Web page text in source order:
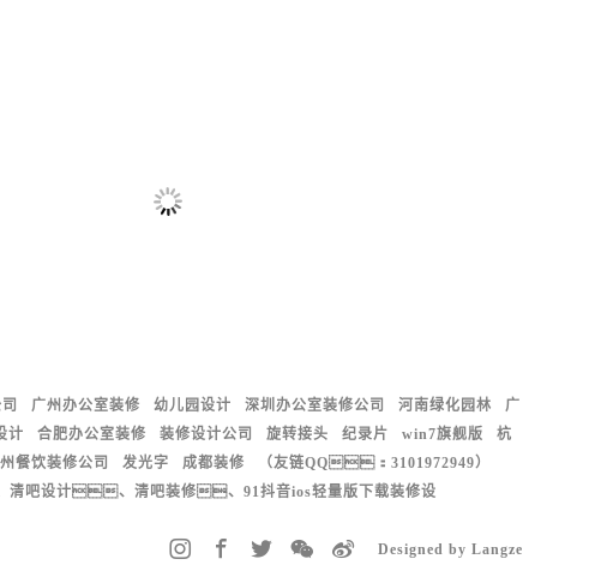
广州办公室装修 幼儿园设计 深圳办公室装修公司 河南绿化园林
广
计 合肥办公室装修 装修设计公司 旋转接头 纪录片 win7旗舰版
杭
餐饮装修公司 发光字 成都装修 （友链QQ：3101972949）
吧设计、清吧装修、91抖音ios轻量版下载装修设
Designed by Langze